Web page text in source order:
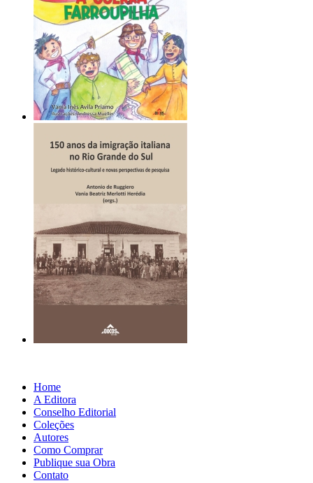
Home
A Editora
Conselho Editorial
Coleções
Autores
Como Comprar
Publique sua Obra
Contato